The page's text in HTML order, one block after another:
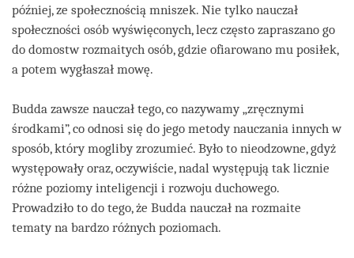
później, ze społecznością mniszek. Nie tylko nauczał
społeczności osób wyświęconych, lecz często zapraszano go
do domostw rozmaitych osób, gdzie ofiarowano mu posiłek,
a potem wygłaszał mowę.
Budda zawsze nauczał tego, co nazywamy „zręcznymi
środkami”, co odnosi się do jego metody nauczania innych w
sposób, który mogliby zrozumieć. Było to nieodzowne, gdyż
występowały oraz, oczywiście, nadal występują tak licznie
różne poziomy inteligencji i rozwoju duchowego.
Prowadziło to do tego, że Budda nauczał na rozmaite
tematy na bardzo różnych poziomach.